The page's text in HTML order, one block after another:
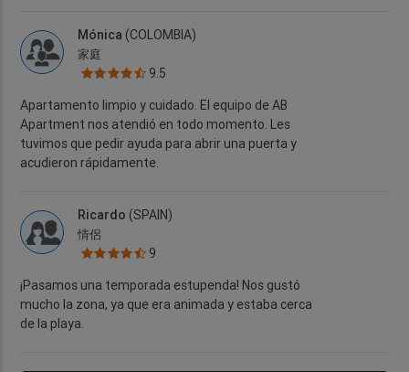
Mónica (COLOMBIA)
家庭
9.5
Apartamento limpio y cuidado. El equipo de AB
Apartment nos atendió en todo momento. Les
tuvimos que pedir ayuda para abrir una puerta y
acudieron rápidamente.
Ricardo (SPAIN)
情侶
9
¡Pasamos una temporada estupenda! Nos gustó
mucho la zona, ya que era animada y estaba cerca
de la playa.